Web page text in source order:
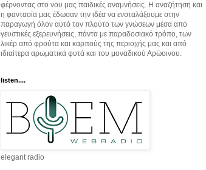
φέρνοντας στο νου μας παιδικές αναμνήσεις. Η αναζήτηση και
η φαντασία μας έδωσαν την ιδέα να ενσταλάξουμε στην
παραγωγή όλον αυτό τον πλούτο των γνώσεων μέσα από
γευστικές εξερευνήσεις, πάντα με παραδοσιακό τρόπο, των
λικέρ από φρούτα και καρπούς της περιοχής μας και από
ιδιαίτερα αρωματικά φυτά και του μοναδικού Αρώοινου.
listen....
elegant radio